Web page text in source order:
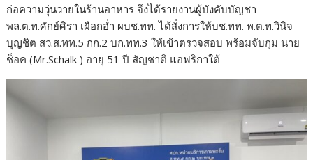
ก่อความวุ่นวายในร้านอาหาร จึงได้รายงานผู้บังคับบัญชา
พล.ต.ท.ศักย์ศิรา เผือกอ่ำ ผบช.ทท. ได้สั่งการให้บช.ทท. พ.ต.ท.วินิจ
บุญชิต สว.ส.ทท.5 กก.2 บก.ทท.3 ให้เข้าตรวจสอบ พร้อมจับกุม นาย
ช็อค (Mr.Schalk ) อายุ 51 ปี สัญชาติ แอฟริกาใต้